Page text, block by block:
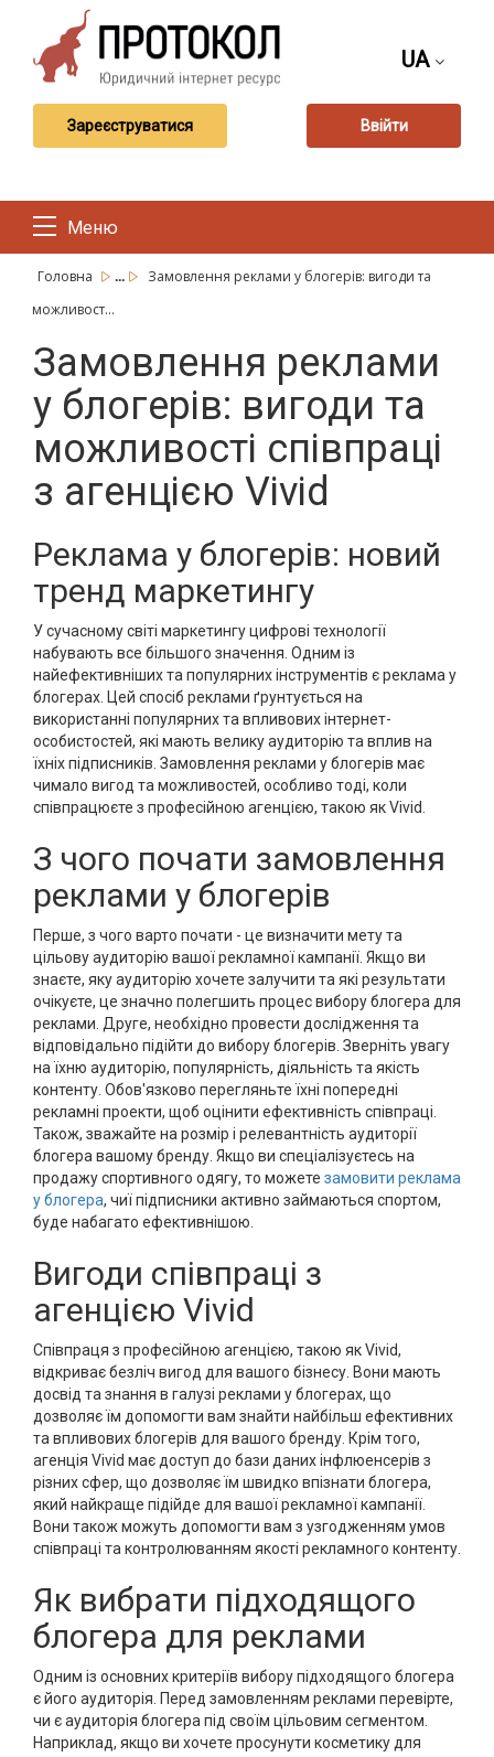
UA
Зареєструватися Ввійти
Меню
Головна ...
Замовлення реклами у блогерів: вигоди та
можливост...
Замовлення реклами
у блогерів: вигоди та
можливості співпраці
з агенцією Vivid
Реклама у блогерів: новий
тренд маркетингу
У сучасному світі маркетингу цифрові технології
набувають все більшого значення. Одним із
найефективніших та популярних інструментів є реклама у
блогерах. Цей спосіб реклами ґрунтується на
використанні популярних та впливових інтернет-
особистостей, які мають велику аудиторію та вплив на
їхніх підписників. Замовлення реклами у блогерів має
чимало вигод та можливостей, особливо тоді, коли
співпрацюєте з професійною агенцією, такою як Vivid.
З чого почати замовлення
реклами у блогерів
Перше, з чого варто почати - це визначити мету та
цільову аудиторію вашої рекламної кампанії. Якщо ви
знаєте, яку аудиторію хочете залучити та які результати
очікуєте, це значно полегшить процес вибору блогера для
реклами. Друге, необхідно провести дослідження та
відповідально підійти до вибору блогерів. Зверніть увагу
на їхню аудиторію, популярність, діяльність та якість
контенту. Обов'язково перегляньте їхні попередні
рекламні проекти, щоб оцінити ефективність співпраці.
Також, зважайте на розмір і релевантність аудиторії
блогера вашому бренду. Якщо ви спеціалізуєтесь на
продажу спортивного одягу, то можете замовити реклама
у блогера, чиї підписники активно займаються спортом,
буде набагато ефективнішою.
Вигоди співпраці з
агенцією Vivid
Співпраця з професійною агенцією, такою як Vivid,
відкриває безліч вигод для вашого бізнесу. Вони мають
досвід та знання в галузі реклами у блогерах, що
дозволяє їм допомогти вам знайти найбільш ефективних
та впливових блогерів для вашого бренду. Крім того,
агенція Vivid має доступ до бази даних інфлюенсерів з
різних сфер, що дозволяє їм швидко впізнати блогера,
який найкраще підійде для вашої рекламної кампанії.
Вони також можуть допомогти вам з узгодженням умов
співпраці та контролюванням якості рекламного контенту.
Як вибрати підходящого
блогера для реклами
Одним із основних критеріїв вибору підходящого блогера
є його аудиторія. Перед замовленням реклами перевірте,
чи є аудиторія блогера під своїм цільовим сегментом.
Наприклад, якщо ви хочете просунути косметику для